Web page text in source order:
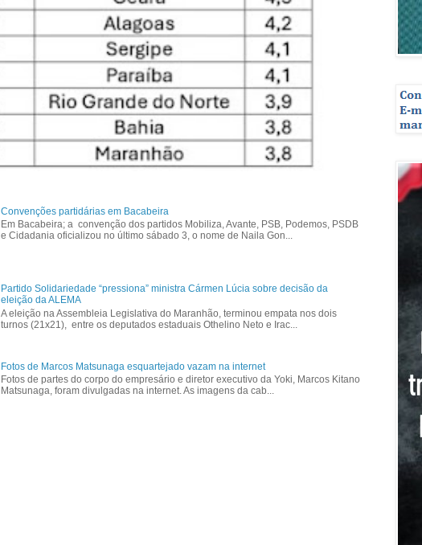
Convenções partidárias em Bacabeira
Em Bacabeira; a convenção dos partidos Mobiliza, Avante, PSB, Podemos, PSDB
e Cidadania oficializou no último sábado 3, o nome de Naila Gon...
Partido Solidariedade “pressiona” ministra Cármen Lúcia sobre decisão da
eleição da ALEMA
A eleição na Assembleia Legislativa do Maranhão, terminou empata nos dois
turnos (21x21), entre os deputados estaduais Othelino Neto e Irac...
Fotos de Marcos Matsunaga esquartejado vazam na internet
Fotos de partes do corpo do empresário e diretor executivo da Yoki, Marcos Kitano
Matsunaga, foram divulgadas na internet. As imagens da cab...